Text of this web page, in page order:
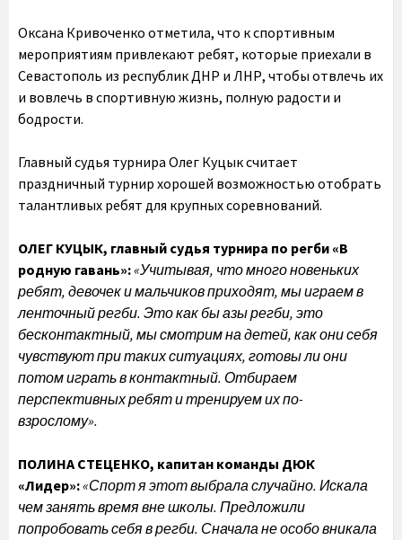
Оксана Кривоченко отметила, что к спортивным
мероприятиям привлекают ребят, которые приехали в
Севастополь из республик ДНР и ЛНР, чтобы отвлечь их
и вовлечь в спортивную жизнь, полную радости и
бодрости.
Главный судья турнира Олег Куцык считает
праздничный турнир хорошей возможностью отобрать
талантливых ребят для крупных соревнований.
ОЛЕГ КУЦЫК, главный судья турнира по регби «В
родную гавань»:«Учитывая, что много новеньких
ребят, девочек и мальчиков приходят, мы играем в
ленточный регби. Это как бы азы регби, это
бесконтактный, мы смотрим на детей, как они себя
чувствуют при таких ситуациях, готовы ли они
потом играть в контактный. Отбираем
перспективных ребят и тренируем их по-
взрослому».
ПОЛИНА СТЕЦЕНКО, капитан команды ДЮК
«Лидер»:«Спорт я этот выбрала случайно. Искала
чем занять время вне школы. Предложили
попробовать себя в регби. Сначала не особо вникала